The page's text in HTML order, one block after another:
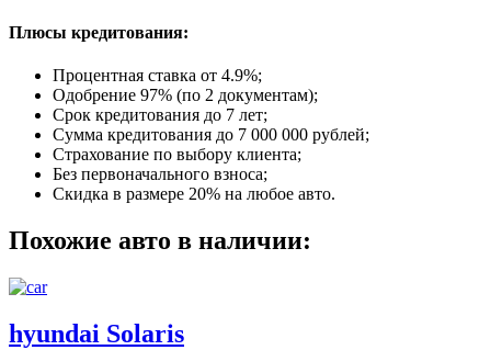
Плюсы кредитования:
Процентная ставка от 4.9%;
Одобрение 97% (по 2 документам);
Срок кредитования до 7 лет;
Сумма кредитования до 7 000 000 рублей;
Страхование по выбору клиента;
Без первоначального взноса;
Скидка в размере 20% на любое авто.
Похожие авто в наличии:
hyundai Solaris